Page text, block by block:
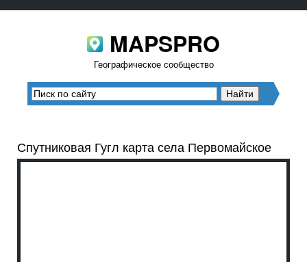
MAPSPRO
Географическое сообщество
Спутниковая Гугл карта села Первомайское